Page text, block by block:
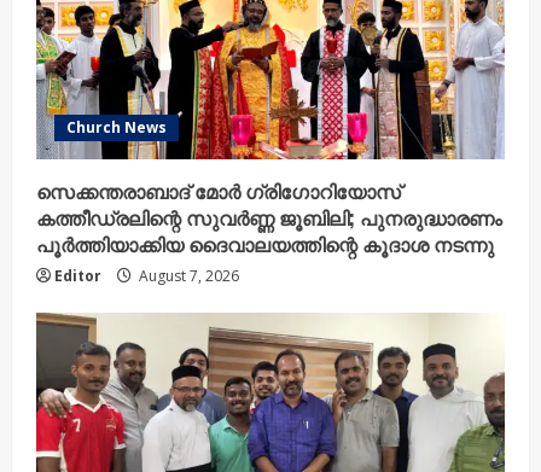
Church News
സെക്കന്തരാബാദ് മോർ ഗ്രിഗോറിയോസ്
കത്തീഡ്രലിന്റെ സുവർണ്ണ ജൂബിലി; പുനരുദ്ധാരണം
പൂർത്തിയാക്കിയ ദൈവാലയത്തിന്റെ കൂദാശ നടന്നു
Editor August 7, 2026